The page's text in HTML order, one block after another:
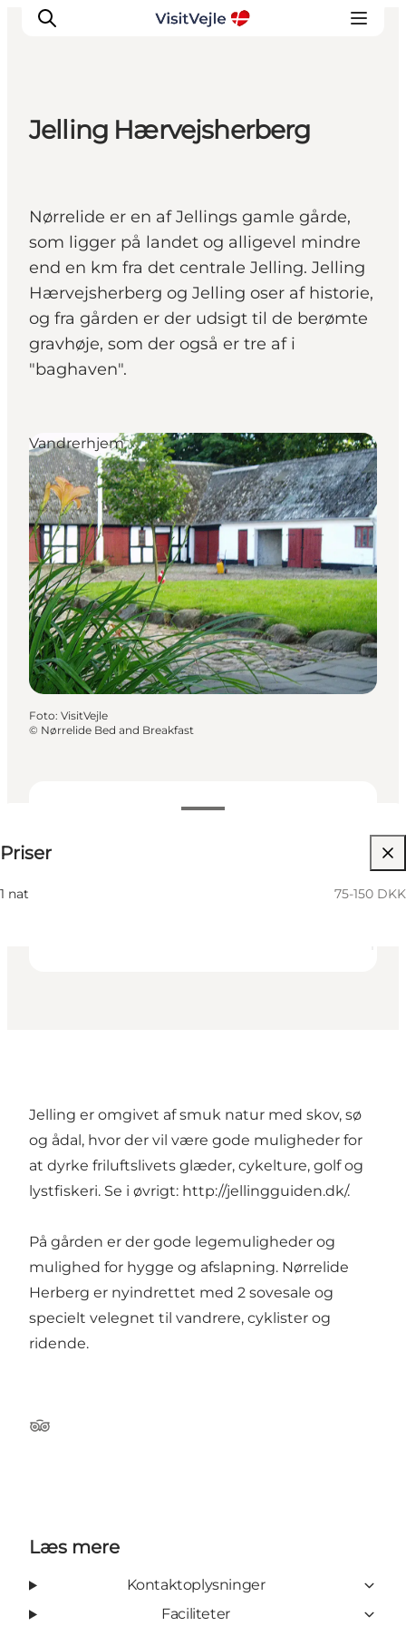
Planlæg dit besøg
Inspiration
Jelling Hærvejsherberg
Nørrelide er en af Jellings gamle gårde,
som ligger på landet og alligevel mindre
end en km fra det centrale Jelling. Jelling
Hærvejsherberg og Jelling oser af historie,
og fra gården er der udsigt til de berømte
gravhøje, som der også er tre af i
"baghaven".
Priser
1 nat 75-150 DKK
Vandrerhjem
Foto: VisitVejle
© Nørrelide Bed and Breakfast
Jelling er omgivet af smuk natur med skov, sø
og ådal, hvor der vil være gode muligheder for
at dyrke friluftslivets glæder, cykelture, golf og
lystfiskeri. Se i øvrigt: http://jellingguiden.dk/.
På gården er der gode legemuligheder og
mulighed for hygge og afslapning. Nørrelide
Herberg er nyindrettet med 2 sovesale og
specielt velegnet til vandrere, cyklister og
ridende.
Tripadvisor
Læs mere
Kontaktoplysninger
Faciliteter